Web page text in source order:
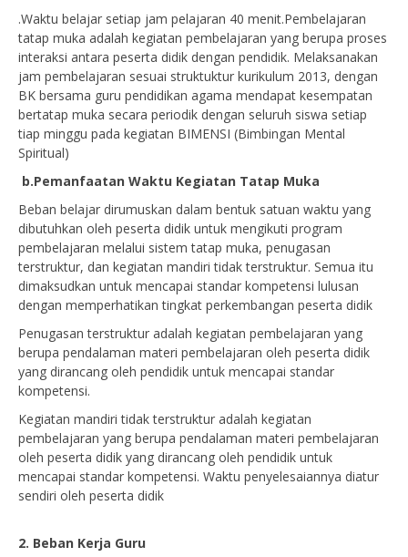
.Waktu belajar setiap jam pelajaran 40 menit.Pembelajaran
tatap muka adalah kegiatan pembelajaran yang berupa proses
interaksi antara peserta didik dengan pendidik. Melaksanakan
jam pembelajaran sesuai struktuktur kurikulum 2013, dengan
BK bersama guru pendidikan agama mendapat kesempatan
bertatap muka secara periodik dengan seluruh siswa setiap
tiap minggu pada kegiatan BIMENSI (Bimbingan Mental
Spiritual)
b.Pemanfaatan Waktu Kegiatan Tatap Muka
Beban belajar dirumuskan dalam bentuk satuan waktu yang
dibutuhkan oleh peserta didik untuk mengikuti program
pembelajaran melalui sistem tatap muka, penugasan
terstruktur, dan kegiatan mandiri tidak terstruktur. Semua itu
dimaksudkan untuk mencapai standar kompetensi lulusan
dengan memperhatikan tingkat perkembangan peserta didik
Penugasan terstruktur adalah kegiatan pembelajaran yang
berupa pendalaman materi pembelajaran oleh peserta didik
yang dirancang oleh pendidik untuk mencapai standar
kompetensi.
Kegiatan mandiri tidak terstruktur adalah kegiatan
pembelajaran yang berupa pendalaman materi pembelajaran
oleh peserta didik yang dirancang oleh pendidik untuk
mencapai standar kompetensi. Waktu penyelesaiannya diatur
sendiri oleh peserta didik
2. Beban Kerja Guru